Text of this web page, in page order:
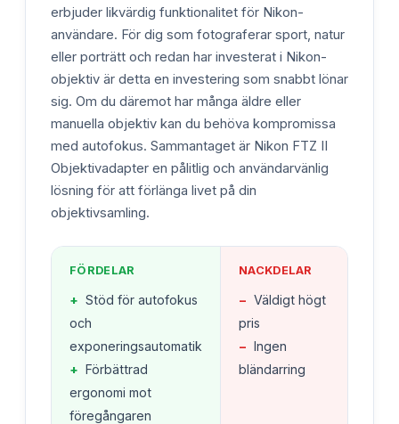
erbjuder likvärdig funktionalitet för Nikon-
användare. För dig som fotograferar sport, natur
eller porträtt och redan har investerat i Nikon-
objektiv är detta en investering som snabbt lönar
sig. Om du däremot har många äldre eller
manuella objektiv kan du behöva kompromissa
med autofokus. Sammantaget är Nikon FTZ II
Objektivadapter en pålitlig och användarvänlig
lösning för att förlänga livet på din
objektivsamling.
FÖRDELAR
+ Stöd för autofokus
och
exponeringsautomatik
+ Förbättrad
ergonomi mot
föregångaren
NACKDELAR
− Väldigt högt
pris
− Ingen
bländarring